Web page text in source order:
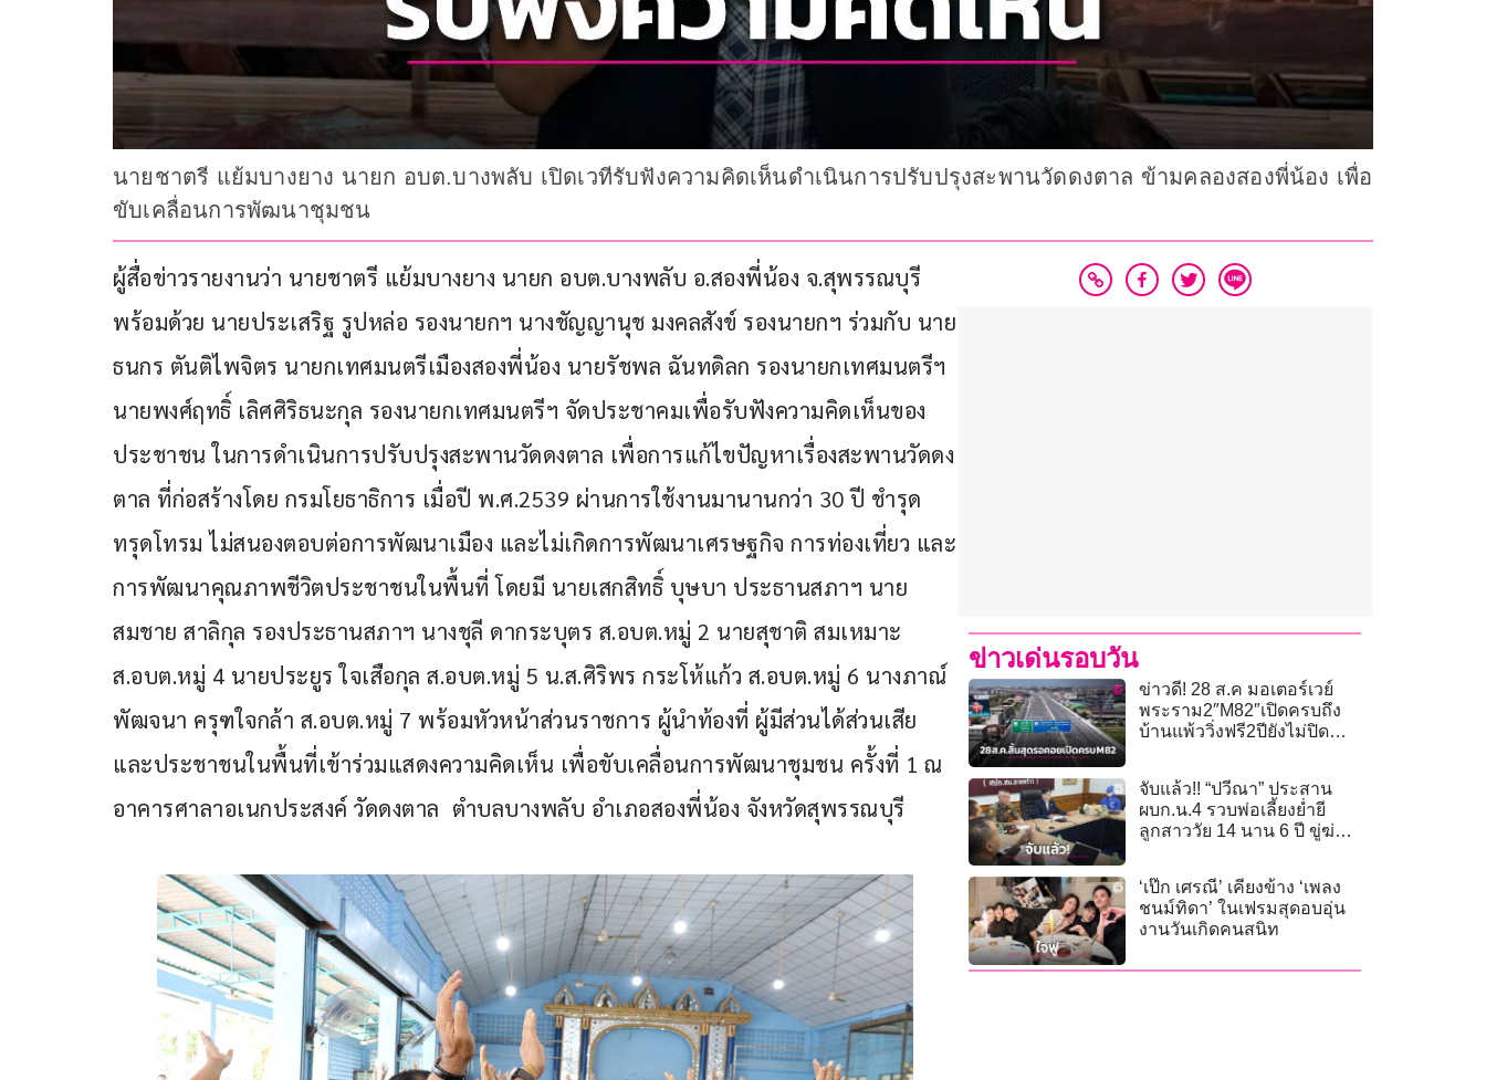
นายชาตรี แย้มบางยาง นายก อบต.บางพลับ เปิดเวทีรับฟังความคิดเห็นดำเนินการปรับปรุงสะพานวัดดงตาล ข้ามคลองสองพี่น้อง เพื่อ
ขับเคลื่อนการพัฒนาชุมชน
ผู้สื่อข่าวรายงานว่า นายชาตรี แย้มบางยาง นายก อบต.บางพลับ อ.สองพี่น้อง จ.สุพรรณบุรี
พร้อมด้วย นายประเสริฐ รูปหล่อ รองนายกฯ นางชัญญานุช มงคลสังข์ รองนายกฯ ร่วมกับ นาย
ธนกร ตันติไพจิตร นายกเทศมนตรีเมืองสองพี่น้อง นายรัชพล ฉันทดิลก รองนายกเทศมนตรีฯ
นายพงศ์ฤทธิ์ เลิศศิริธนะกุล รองนายกเทศมนตรีฯ จัดประชาคมเพื่อรับฟังความคิดเห็นของ
ประชาชน ในการดำเนินการปรับปรุงสะพานวัดดงตาล เพื่อการแก้ไขปัญหาเรื่องสะพานวัดดง
ตาล ที่ก่อสร้างโดย กรมโยธาธิการ เมื่อปี พ.ศ.2539 ผ่านการใช้งานมานานกว่า 30 ปี ชำรุด
ทรุดโทรม ไม่สนองตอบต่อการพัฒนาเมือง และไม่เกิดการพัฒนาเศรษฐกิจ การท่องเที่ยว และ
การพัฒนาคุณภาพชีวิตประชาชนในพื้นที่ โดยมี นายเสกสิทธิ์ บุษบา ประธานสภาฯ นาย
สมชาย สาลิกุล รองประธานสภาฯ นางชุลี ดากระบุตร ส.อบต.หมู่ 2 นายสุชาติ สมเหมาะ
ส.อบต.หมู่ 4 นายประยูร ใจเสือกุล ส.อบต.หมู่ 5 น.ส.ศิริพร กระโห้แก้ว ส.อบต.หมู่ 6 นางภาณ์
พัฒจนา ครุฑใจกล้า ส.อบต.หมู่ 7 พร้อมหัวหน้าส่วนราชการ ผู้นำท้องที่ ผู้มีส่วนได้ส่วนเสีย
และประชาชนในพื้นที่เข้าร่วมแสดงความคิดเห็น เพื่อขับเคลื่อนการพัฒนาชุมชน ครั้งที่ 1 ณ
อาคารศาลาอเนกประสงค์ วัดดงตาล  ตำบลบางพลับ อำเภอสองพี่น้อง จังหวัดสุพรรณบุรี
ข่าวเด่นรอบวัน
ข่าวดี! 28 ส.ค มอเตอร์เวย์
พระราม2″M82″เปิดครบถึง
บ้านแพ้ววิ่งฟรี2ปียังไม่ปิด
จับแล้ว!! “ปวีณา” ประสาน
ผบก.น.4 รวบพ่อเลี้ยงย่ำยี
ลูกสาววัย 14 นาน 6 ปี ขู่ฆ่า
‘เป๊ก เศรณี’ เคียงข้าง ‘เพลง
ชนม์ทิดา’ ในเฟรมสุดอบอุ่น
งานวันเกิดคนสนิท